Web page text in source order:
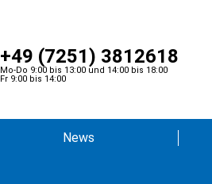
+49 (7251) 3812618
Mo-Do 9:00 bis 13:00 und 14:00 bis 18:00
Fr 9:00 bis 14:00
News